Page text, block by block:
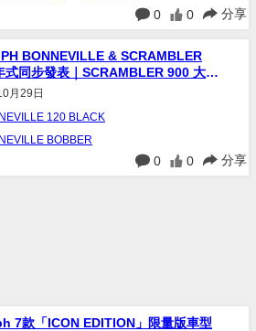
0 0 分享
BONNEVILLE & SCRAMBLER
同步發表｜SCRAMBLER 900 大改
目
月29日
120 BLACK
BOBBER
BONNEVILLE T100
0 0 分享
7款「ICON EDITION」限量版車型